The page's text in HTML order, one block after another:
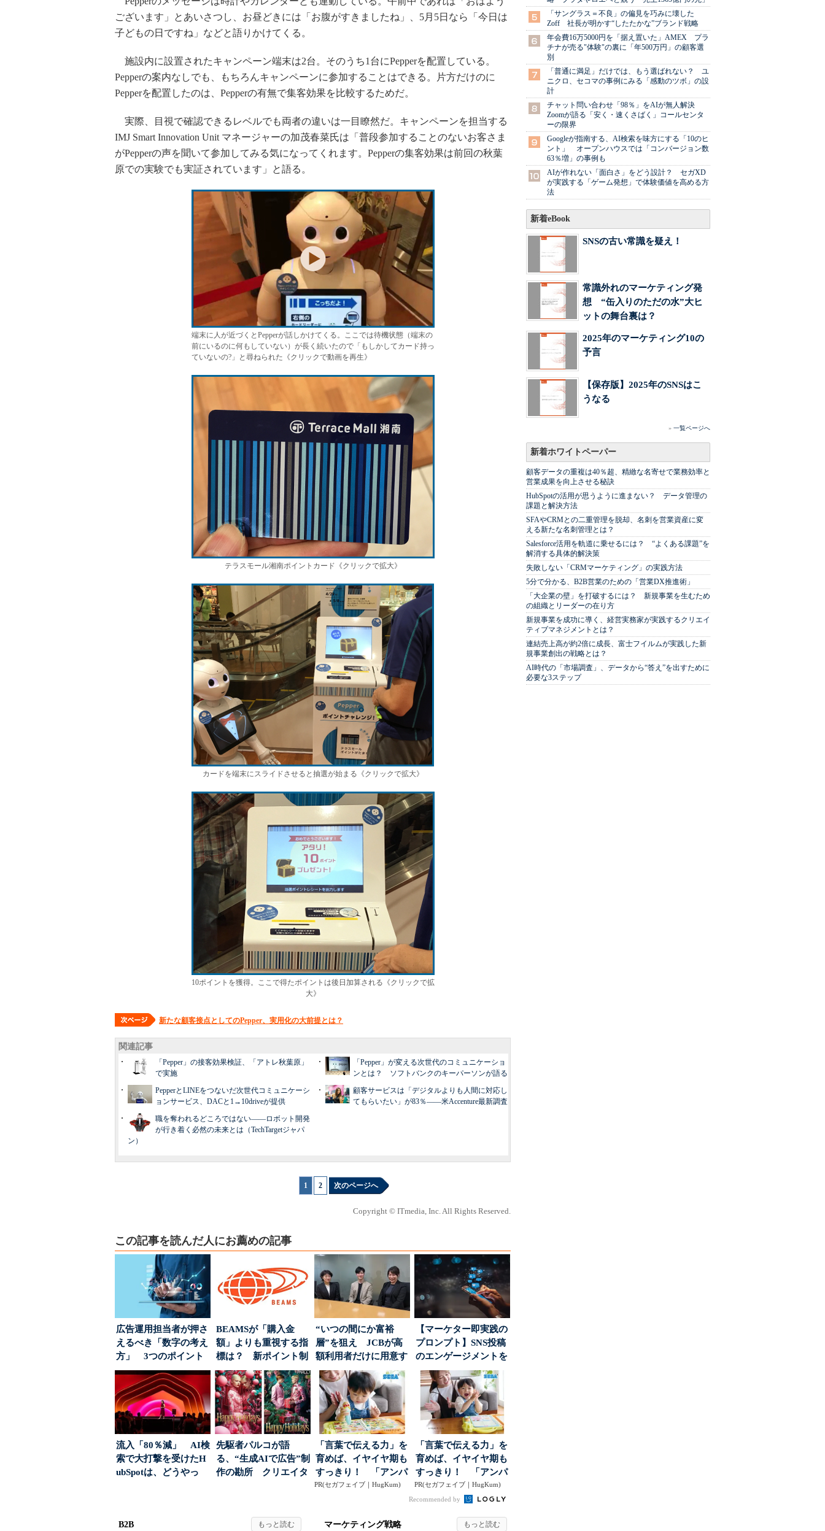
ございます」とあいさつし、お昼どきには「お腹がすきましたね」、5月5日なら「今日は
子どもの日ですね」などと語りかけてくる。
施設内に設置されたキャンペーン端末は2台。そのうち1台にPepperを配置している。
Pepperの案内なしでも、もちろんキャンペーンに参加することはできる。片方だけのに
Pepperを配置したのは、Pepperの有無で集客効果を比較するためだ。
実際、目視で確認できるレベルでも両者の違いは一目瞭然だ。キャンペーンを担当する
IMJ Smart Innovation Unit マネージャーの加茂春菜氏は「普段参加することのないお客さま
がPepperの声を聞いて参加してみる気になってくれます。Pepperの集客効果は前回の秋葉
原での実験でも実証されています」と語る。
端末に人が近づくとPepperが話しかけてくる。ここでは待機状態（端末の
前にいるのに何もしていない）が長く続いたので「もしかしてカード持っ
ていないの?」と尋ねられた《クリックで動画を再生》
テラスモール湘南ポイントカード《クリックで拡大》
カードを端末にスライドさせると抽選が始まる《クリックで拡大》
10ポイントを獲得。ここで得たポイントは後日加算される《クリックで拡
大》
新たな顧客接点としてのPepper、実用化の大前提とは？
関連記事
「Pepper」の接客効果検証、「アトレ秋葉原」
で実施
「Pepper」が変える次世代のコミュニケーショ
ンとは？ ソフトバンクのキーパーソンが語る
PepperとLINEをつないだ次世代コミュニケーシ
ョンサービス、DACと1→10driveが提供
顧客サービスは「デジタルよりも人間に対応し
てもらいたい」が83％――米Accenture最新調査
職を奪われるどころではない――ロボット開発
が行き着く必然の未来とは（TechTargetジャパ
ン）
1 2 次のページへ
Copyright © ITmedia, Inc. All Rights Reserved.
この記事を読んだ人にお薦めの記事
広告運用担当者が押さ
えるべき「数字の考え
方」 3つのポイント
とは
BEAMSが「購入金
額」よりも重視する指
標は？ 新ポイント制
度の狙い
“いつの間にか富裕
層”を狙え JCBが高
額利用者だけに用意す
る「特別体験」
【マーケター即実践の
プロンプト】SNS投稿
のエンゲージメントを
高めるAI活用、ポ...
流入「80％減」 AI検
索で大打撃を受けたH
ubSpotは、どうやっ
先駆者パルコが語
る、“生成AIで広告”制
作の勘所 クリエイタ
「言葉で伝える力」を
育めば、イヤイヤ期も
すっきり！ 「アンパ
ンマン ことばずかん...
PR(セガフェイブ｜HugKum)
「言葉で伝える力」を
育めば、イヤイヤ期も
すっきり！ 「アンパ
ンマン ことばずかん...
PR(セガフェイブ｜HugKum)
Recommended by
B2B マーケティング戦略
「サングラス＝不良」の偏見を巧みに壊した
Zoff 社長が明かす“したたかな”ブランド戦略
年会費16万5000円を「据え置いた」AMEX プラ
チナが売る"体験"の裏に「年500万円」の顧客選
別
「普通に満足」だけでは、もう選ばれない？ ユ
ニクロ、セコマの事例にみる「感動のツボ」の設
計
チャット問い合わせ「98％」をAIが無人解決
Zoomが語る「安く・速くさばく」コールセンタ
ーの限界
Googleが指南する、AI検索を味方にする「10のヒ
ント」 オープンハウスでは「コンバージョン数
63％増」の事例も
AIが作れない「面白さ」をどう設計？ セガXD
が実践する「ゲーム発想」で体験価値を高める方
法
新着eBook
SNSの古い常識を疑え！
常識外れのマーケティング発
想 “缶入りのただの水”大ヒ
ットの舞台裏は？
2025年のマーケティング10の
予言
【保存版】2025年のSNSはこ
うなる
» 一覧ページへ
新着ホワイトペーパー
顧客データの重複は40％超、精緻な名寄せで業務効率と
営業成果を向上させる秘訣
HubSpotの活用が思うように進まない？ データ管理の
課題と解決方法
SFAやCRMとの二重管理を脱却、名刺を営業資産に変
える新たな名刺管理とは？
Salesforce活用を軌道に乗せるには？ “よくある課題”を
解消する具体的解決策
失敗しない「CRMマーケティング」の実践方法
5分で分かる、B2B営業のための「営業DX推進術」
「大企業の壁」を打破するには？ 新規事業を生むため
の組織とリーダーの在り方
新規事業を成功に導く、経営実務家が実践するクリエイ
ティブマネジメントとは？
連結売上高が約2倍に成長、富士フイルムが実践した新
規事業創出の戦略とは？
AI時代の「市場調査」、データから“答え”を出すために
必要な3ステップ